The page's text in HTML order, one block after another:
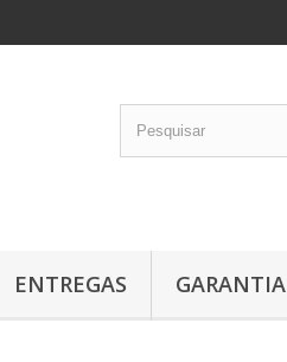
ENTREGAS GARANTIA